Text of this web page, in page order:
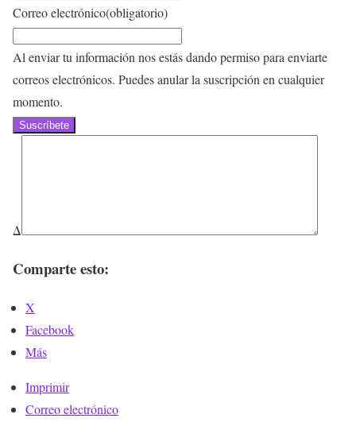
Correo electrónico(obligatorio)
Al enviar tu información nos estás dando permiso para enviarte
correos electrónicos. Puedes anular la suscripción en cualquier
momento.
Suscríbete
Δ
Comparte esto:
X
Facebook
Más
Imprimir
Correo electrónico